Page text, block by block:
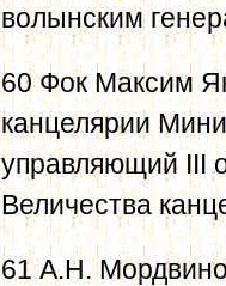
волынским
60 Фок Максим
канцелярии
управляющий III
Величества
61 А.Н.